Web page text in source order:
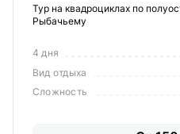
Тур на квадроциклах по
Рыбачьему
4 дня
Вид отдыха
Сложность